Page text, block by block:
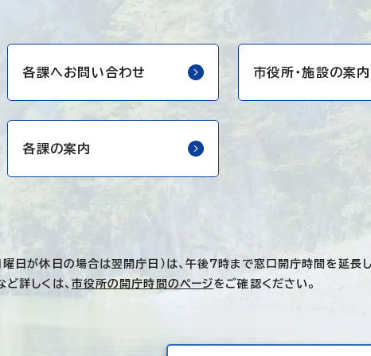
各課へお問い合わせ 市役所・施設の案内
各課の案内
曜日が休日の場合は翌開庁日）は、午後7時まで窓口開庁時間を延長し
詳しくは、 市役所の開庁時間のページをご確認ください。